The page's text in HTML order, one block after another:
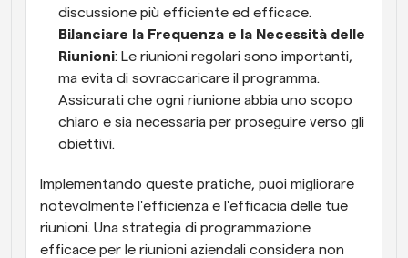
discussione più efficiente ed efficace.
Bilanciare la Frequenza e la Necessità delle
Riunioni: Le riunioni regolari sono importanti,
ma evita di sovraccaricare il programma.
Assicurati che ogni riunione abbia uno scopo
chiaro e sia necessaria per proseguire verso gli
obiettivi.
Implementando queste pratiche, puoi migliorare
notevolmente l'efficienza e l'efficacia delle tue
riunioni. Una strategia di programmazione
efficace per le riunioni aziendali considera non